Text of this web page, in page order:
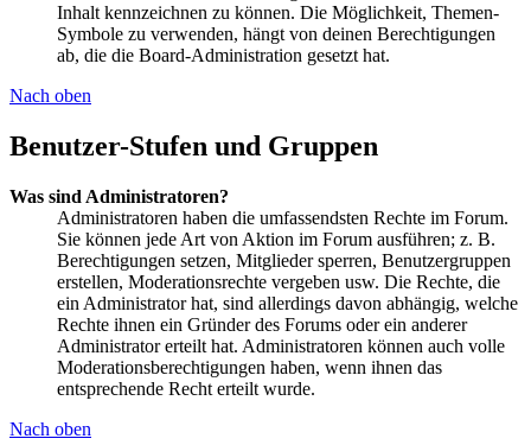
Inhalt kennzeichnen zu können. Die Möglichkeit, Themen-
Symbole zu verwenden, hängt von deinen Berechtigungen
ab, die die Board-Administration gesetzt hat.
Nach oben
Benutzer-Stufen und Gruppen
Was sind Administratoren?
Administratoren haben die umfassendsten Rechte im Forum.
Sie können jede Art von Aktion im Forum ausführen; z. B.
Berechtigungen setzen, Mitglieder sperren, Benutzergruppen
erstellen, Moderationsrechte vergeben usw. Die Rechte, die
ein Administrator hat, sind allerdings davon abhängig, welche
Rechte ihnen ein Gründer des Forums oder ein anderer
Administrator erteilt hat. Administratoren können auch volle
Moderationsberechtigungen haben, wenn ihnen das
entsprechende Recht erteilt wurde.
Nach oben